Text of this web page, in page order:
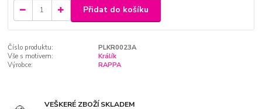
Přidat do košíku
Číslo produktu:
PLKR0023A
Vše s motivem:
Králík
Výrobce:
RAPPA
VEŠKERÉ ZBOŽÍ SKLADEM